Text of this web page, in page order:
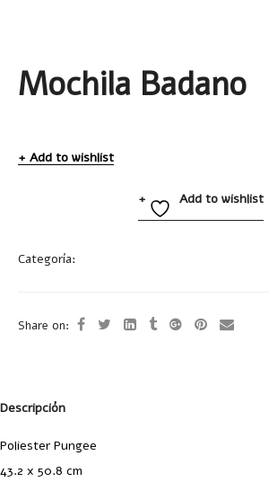
Mochila Badano
Add to wishlist
Add to wishlist
Categoría:
Share on:
Descripción
Poliester Pungee
43.2 x 50.8 cm